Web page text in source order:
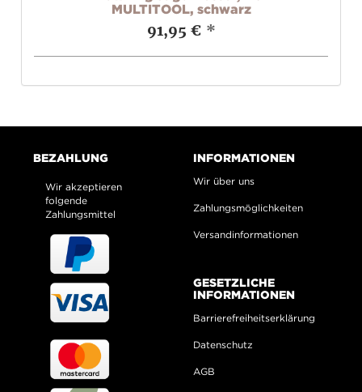
MULTITOOL, schwarz
91,95 € *
BEZAHLUNG
Wir akzeptieren
folgende
Zahlungsmittel
INFORMATIONEN
Wir über uns
Zahlungsmöglichkeiten
Versandinformationen
GESETZLICHE
INFORMATIONEN
Barrierefreiheitserklärung
Datenschutz
AGB